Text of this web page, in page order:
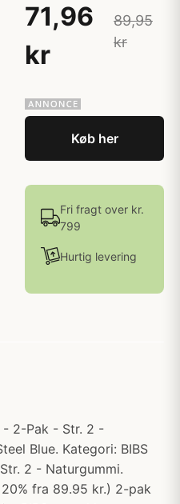
71,96
kr
89,95
kr
Køb her
Fri fragt over kr.
799
Hurtig levering
- 2-Pak - Str. 2 -
Blue. Kategori: BIBS
2 - Naturgummi.
fra 89.95 kr.) 2-pak